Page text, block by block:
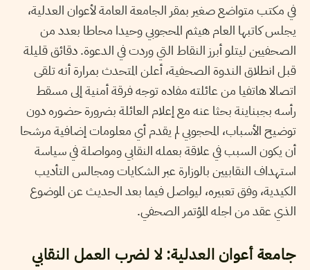
في مكتب متواضع صغير بمقر الجامعة العامة لأعوان العدلية،
يجلس كاتبها العام هيثم المحجوبي وحيدا محاطا بعدد من
الصحفيين ليتلو أبرز النقاط التي وردت في الدعوة. دقائق قليلة
قبل انطلاق الندوة الصحفية، أعلن المتحدث بمرارة أنه تلقى
اتصالا هاتفيا من عائلته مفاده توجه فرقة أمنية إلى مسقط
رأسه بجبناينة بحثا عنه مع إعلام العائلة بضرورة حضوره دون
توضيح الأسباب، المحجوبي لم يقدم أي معلومات إضافية مرشحا
أن يكون السبب في علاقة بعمله النقابي ومواصلة في سياسة
استهداف النقابيين بالوزارة عبر الشكايات ومجالس التأديب
الكيدية، وفق تعبيره، ليواصل فيما بعد الحديث عن الموضوع
الذي عقد من اجله المؤتمر الصحفي.
جامعة أعوان العدلية: لا لضرب العمل النقابي